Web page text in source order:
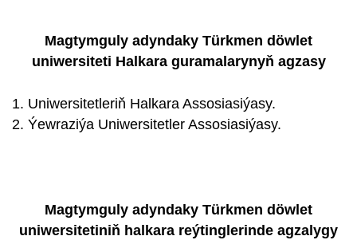
Magtymguly adyndaky Türkmen döwlet
uniwersiteti Halkara guramalarynyň agzasy
1. Uniwersitetleriň Halkara Assosiasiýasy.
2. Ýewraziýa Uniwersitetler Assosiasiýasy.
Magtymguly adyndaky Türkmen döwlet
uniwersitetiniň halkara reýtinglerinde agzalygy